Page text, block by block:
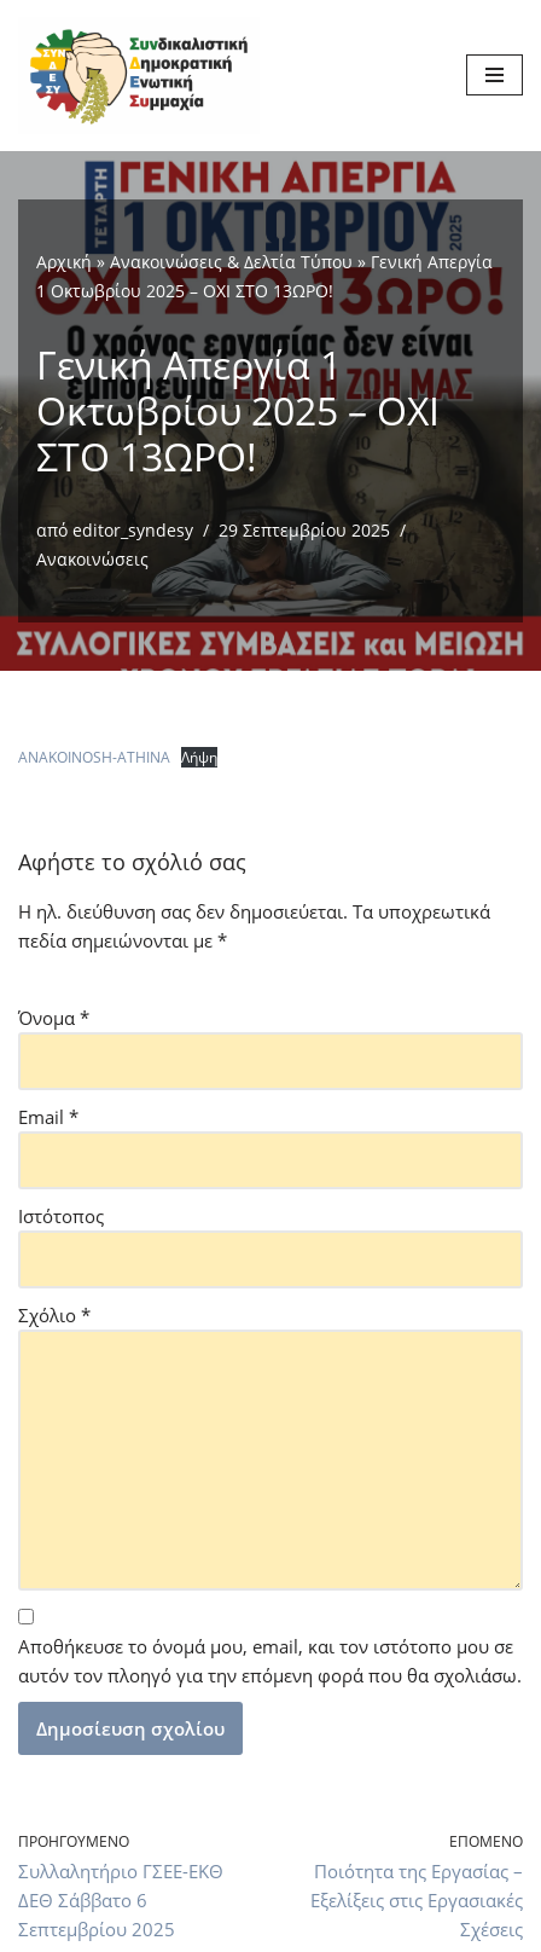
Μεταπηδήστε
στο
περιεχόμενο
Αρχική»Ανακοινώσεις & Δελτία Τύπου » Γενική Απεργία
1 Οκτωβρίου 2025 – ΟΧΙ ΣΤΟ 13ΩΡΟ!
Γενική Απεργία 1
Οκτωβρίου 2025 – ΟΧΙ
ΣΤΟ 13ΩΡΟ!
από editor_syndesy
29 Σεπτεμβρίου 2025
Ανακοινώσεις
ANAKOINOSH-ATHINA Λήψη
Αφήστε το σχόλιό σας
Η ηλ. διεύθυνση σας δεν δημοσιεύεται. Τα υποχρεωτικά
πεδία σημειώνονται με *
Όνομα *
Email *
Ιστότοπος
Σχόλιο *
Αποθήκευσε το όνομά μου, email, και τον ιστότοπο μου σε
αυτόν τον πλοηγό για την επόμενη φορά που θα σχολιάσω.
ΠΡΟΗΓΟΎΜΕΝΟ
Συλλαλητήριο ΓΣΕΕ-ΕΚΘ
ΔΕΘ Σάββατο 6
Σεπτεμβρίου 2025
ΕΠΌΜΕΝΟ
Ποιότητα της Εργασίας –
Εξελίξεις στις Εργασιακές
Σχέσεις